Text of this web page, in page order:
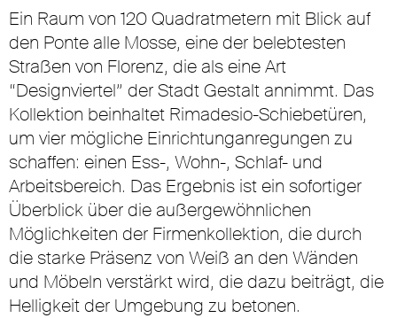
Ein Raum von 120 Quadratmetern mit Blick auf
den Ponte alle Mosse, eine der belebtesten
Straßen von Florenz, die als eine Art
“Designviertel” der Stadt Gestalt annimmt. Das
Kollektion beinhaltet Rimadesio-Schiebetüren,
um vier mögliche Einrichtunganregungen zu
schaffen: einen Ess-, Wohn-, Schlaf- und
Arbeitsbereich. Das Ergebnis ist ein sofortiger
Überblick über die außergewöhnlichen
Möglichkeiten der Firmenkollektion, die durch
die starke Präsenz von Weiß an den Wänden
und Möbeln verstärkt wird, die dazu beiträgt, die
Helligkeit der Umgebung zu betonen.